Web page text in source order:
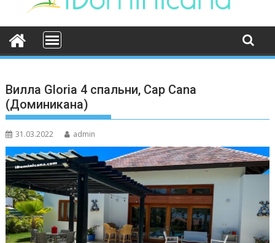
Вилла Gloria 4 спальни, Cap Cana
(Доминикана)
31.03.2022 admin